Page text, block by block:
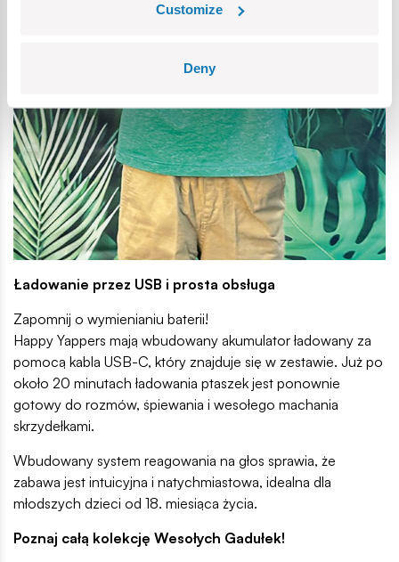
Customize
Deny
Ładowanie przez USB i prosta obsługa
Zapomnij o wymienianiu baterii!
Happy Yappers mają wbudowany akumulator ładowany za
pomocą kabla USB-C, który znajduje się w zestawie. Już po
około 20 minutach ładowania ptaszek jest ponownie
gotowy do rozmów, śpiewania i wesołego machania
skrzydełkami.
Wbudowany system reagowania na głos sprawia, że
zabawa jest intuicyjna i natychmiastowa, idealna dla
młodszych dzieci od 18. miesiąca życia.
Poznaj całą kolekcję Wesołych Gadułek!